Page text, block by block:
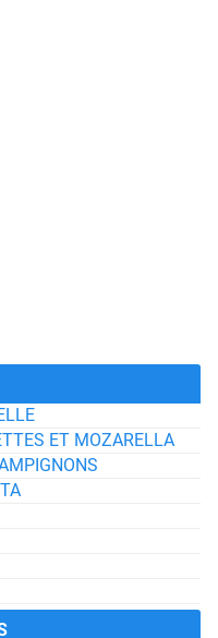
ET MOZARELLA